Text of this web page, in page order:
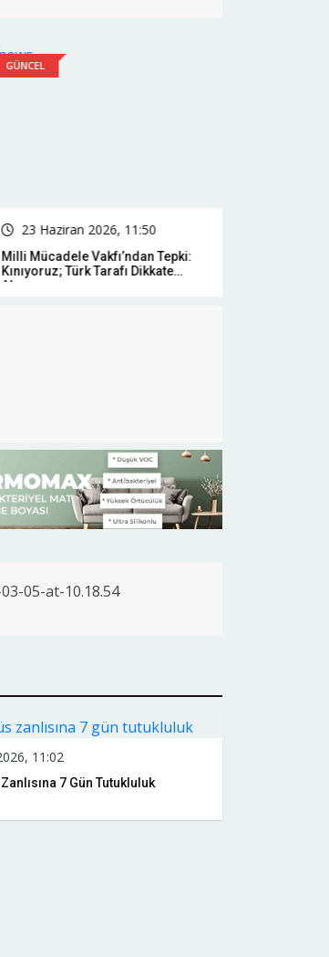
GÜNCEL
23 Haziran 2026, 11:50
Milli Mücadele Vakfı’ndan Tepki:
Kınıyoruz; Türk Tarafı Dikkate
Alınmıyor
11:02
7 Gün Tutukluluk